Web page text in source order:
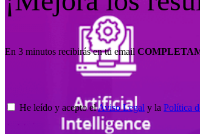
En 3 minutos recibirás en tu email
He leído y acepto elAviso Legal y la Política